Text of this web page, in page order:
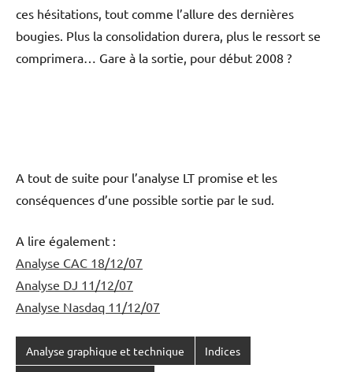
ces hésitations, tout comme l’allure des dernières
bougies. Plus la consolidation durera, plus le ressort se
comprimera… Gare à la sortie, pour début 2008 ?
A tout de suite pour l’analyse LT promise et les
conséquences d’une possible sortie par le sud.
A lire également :
Analyse CAC 18/12/07
Analyse DJ 11/12/07
Analyse Nasdaq 11/12/07
Analyse graphique et technique Indices